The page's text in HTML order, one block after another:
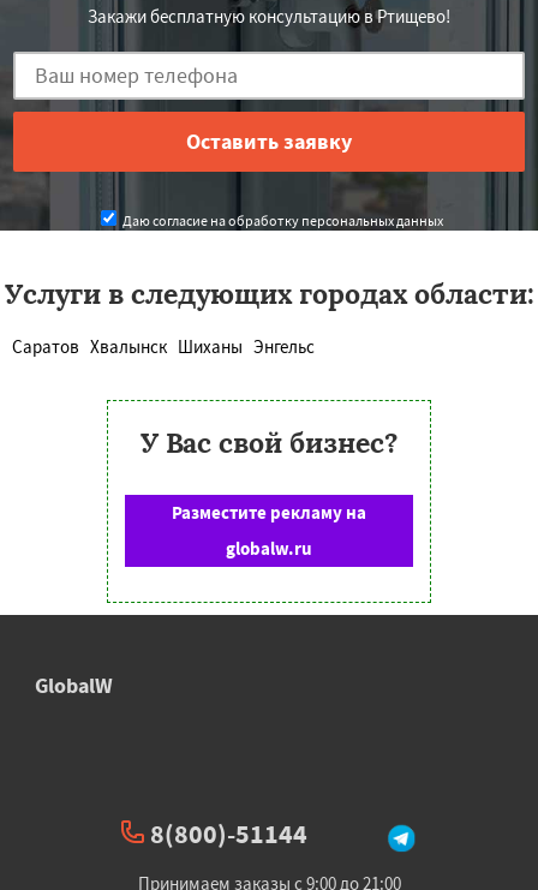
Закажи бесплатную консультацию в Ртищево!
Даю согласие на обработку персональных данных
Услуги в следующих городах области:
Саратов Хвалынск Шиханы Энгельс
У Вас свой бизнес?
Разместите рекламу на
globalw.ru
GlobalW
8(800)-51144
Принимаем заказы с 9:00 до 21:00